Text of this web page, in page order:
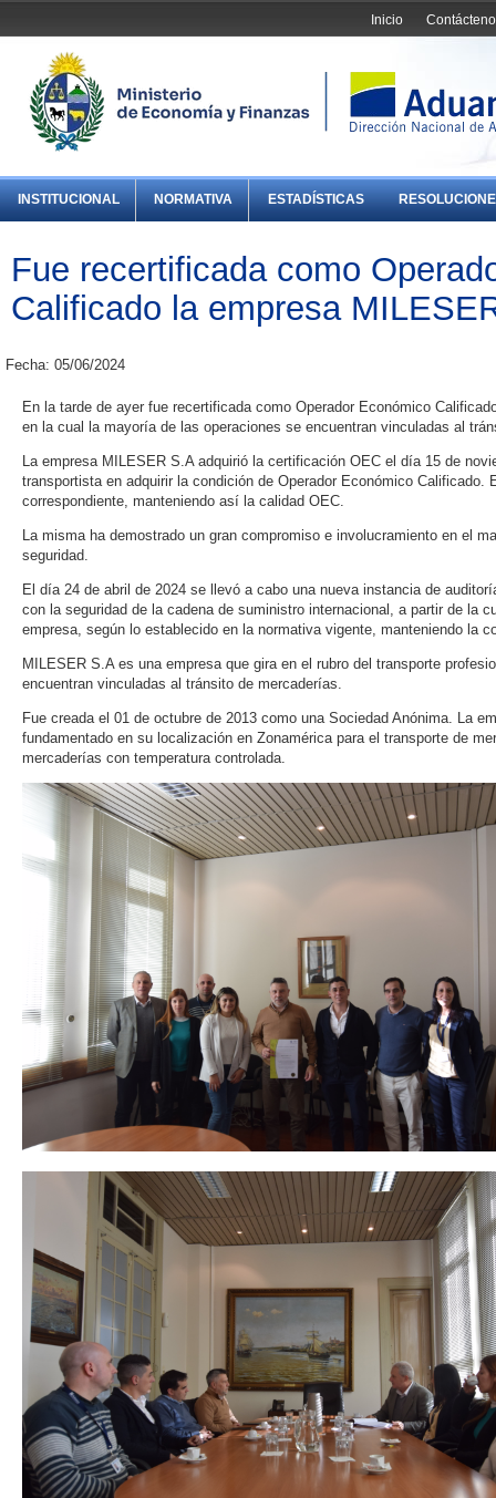
Inicio
INSTITUCIONAL NORMATIVA ESTADÍSTICAS
Fue recertificada como
Calificado la empresa
Fecha: 05/06/2024
En la tarde de ayer fue recertificada como Operador Económico
en la cual la mayoría de las operaciones se encuentran vinculadas al
La empresa MILESER S.A adquirió la certificación OEC el día 15 de
transportista en adquirir la condición de Operador Económico
correspondiente, manteniendo así la calidad OEC.
La misma ha demostrado un gran compromiso e involucramiento en el
seguridad.
El día 24 de abril de 2024 se llevó a cabo una nueva instancia de
con la seguridad de la cadena de suministro internacional, a partir de la
empresa, según lo establecido en la normativa vigente, manteniendo la
MILESER S.A es una empresa que gira en el rubro del transporte
encuentran vinculadas al tránsito de mercaderías.
Fue creada el 01 de octubre de 2013 como una Sociedad Anónima. La
fundamentado en su localización en Zonamérica para el transporte de
mercaderías con temperatura controlada.